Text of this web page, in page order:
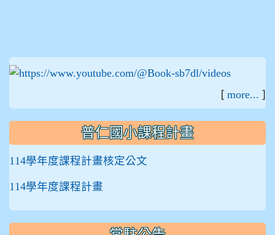
[ more... ]
普仁國小課程計畫
114學年度課程計畫核定公文
114學年度課程計畫